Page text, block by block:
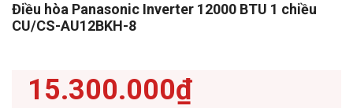
Điều hòa Panasonic Inverter 12000 BTU 1 chiều
CU/CS-AU12BKH-8
15.300.000₫